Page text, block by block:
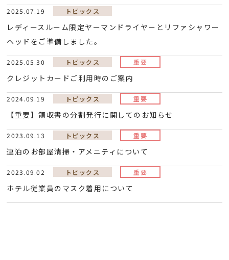
2025.07.19 トピックス
レディースルーム限定ヤーマンドライヤーとリファシャワー
ヘッドをご準備しました。
2025.05.30 トピックス 重要
クレジットカードご利用時のご案内
2024.09.19 トピックス 重要
【重要】領収書の分割発行に関してのお知らせ
2023.09.13 トピックス 重要
連泊のお部屋清掃・アメニティについて
2023.09.02 トピックス 重要
ホテル従業員のマスク着用について